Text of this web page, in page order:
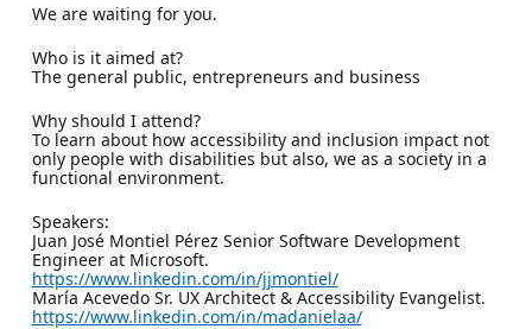
We are waiting for you.
Who is it aimed at?
The general public, entrepreneurs and business
Why should I attend?
To learn about how accessibility and inclusion impact not
only people with disabilities but also, we as a society in a
functional environment.
Speakers:
Juan José Montiel Pérez Senior Software Development
Engineer at Microsoft.
https://www.linkedin.com/in/jjmontiel/
María Acevedo Sr. UX Architect & Accessibility Evangelist.
https://www.linkedin.com/in/madanielaa/